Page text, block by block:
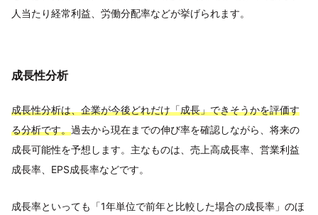
人当たり経常利益、労働分配率などが挙げられます。
成長性分析
成長性分析は、企業が今後どれだけ「成長」できそうかを評価す
る分析です。過去から現在までの伸び率を確認しながら、将来の
成長可能性を予想します。主なものは、売上高成長率、営業利益
成長率、EPS成長率などです。
成長率といっても「1年単位で前年と比較した場合の成長率」のほ